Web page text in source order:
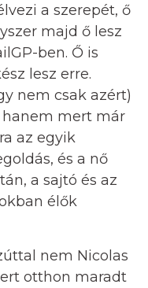
a szerepét, ő
majd ő lesz
ben. Ő is
lesz erre.
nem csak azért)
hanem mert már
az egyik
és a nő
a sajtó és az
élők
nem Nicolas
otthon maradt